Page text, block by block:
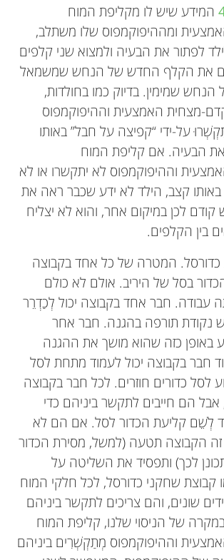
המידע שיש לו מקליפת המוח
ומההיפוקמפוס שלו משתלב,
לפתור את הבעיה ולמצוא שני קלפים
את הקלף החדש של הנחש שמשמאל
שמימין. בדיוק כמו בחולדות,
מצחית האמצעית וההיפוקמפוס
על-ידי “קפיצה על חבל” באותו
הבעיה. אם קליפת המוח
וההיפוקמפוס לא יתקשרו או לא
באותו קצב, הילד לא ידע שכבר ראה את
לכן במיקום אחר, והוא לא יצליח
בין הקלפים.
כדורסל. המטרה של כל אחד בקבוצה
בסל של היריב. אולם לא כולם
עבודה. חבר אחד בקבוצה יכול לְכַדְרֵר
נקודת תורפה בהגנה. חבר אחר
באופן כזה שהוא מושך את ההגנה
חבר בקבוצה יכול לעמוד מתחת לסל
לסל כדורים חוזרים. לכל חבר בקבוצה
הם חייבים לתקשר ביניהם כדי
לְשֵׁם קליעת הכדור לסל. אם הם לא
זה הקבוצה תטעה (למשל, מסירת הכדור
לכך) ותפסיד את השליטה על
קבוצת שחקני כדורסל, לכל חלקי המוח
שונים, והם צריכים לתקשר ביניהם
של הניסוי שלנו, קליפת המוח
וההיפוקמפוס מְתַקְשְׁרִים ביניהם